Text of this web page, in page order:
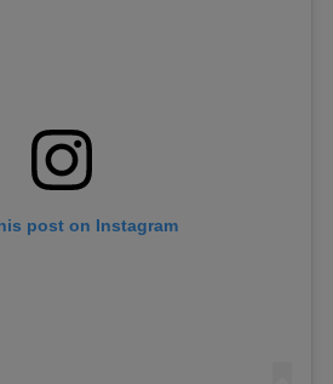
post on Instagram